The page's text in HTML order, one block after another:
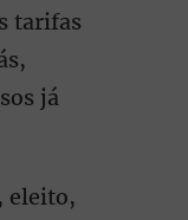
tarifas
já
eleito,